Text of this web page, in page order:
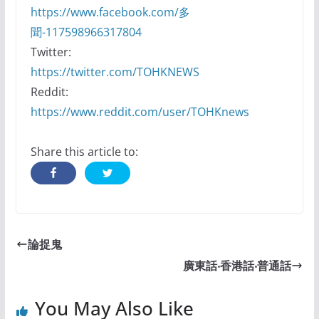
https://www.facebook.com/多
聞-117598966317804
Twitter:
https://twitter.com/TOHKNEWS
Reddit:
https://www.reddit.com/user/TOHKnews
Share this article to:
論捉鬼
廣東話‧香港話‧普通話
You May Also Like